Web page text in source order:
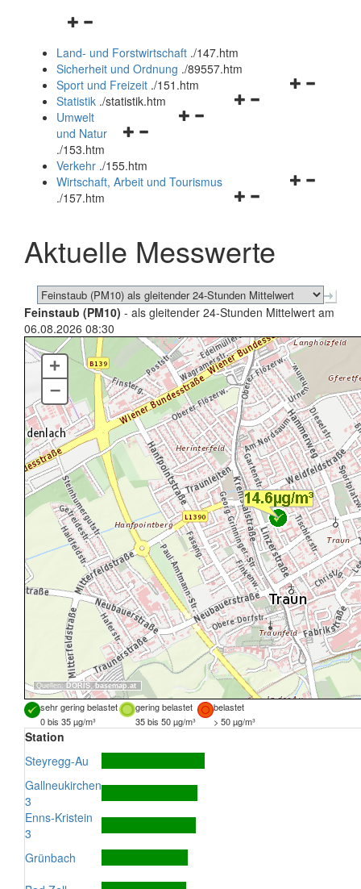
Navigationsmenü
und
schließen
Land- und Forstwirtschaft ./147.htm
Sicherheit und Ordnung ./89557.htm
Navigationsmenü
Sport und Freizeit ./151.htm
Navigationsmenü
Statistik ./statistik.htm
Navigationsmenü
und
schließen
Umwelt
und Natur
./153.htm
Verkehr ./155.htm
Navigationsmenü
schließen
Wirtschaft, Arbeit und Tourismus
./157.htm
Aktuelle Messwerte
Feinstaub (PM10) - als gleitender 24-Stunden Mittelwert am
06.08.2026 08:30
Quellen: DORIS, basemap.at
+
–
sehr gering belastet gering belastet
belastet
0 bis 35 µg/m³
35 bis 50 µg/m³ > 50 µg/m³
Station
Steyregg-Au
Gallneukirchen
3
Enns-Kristein
3
Grünbach